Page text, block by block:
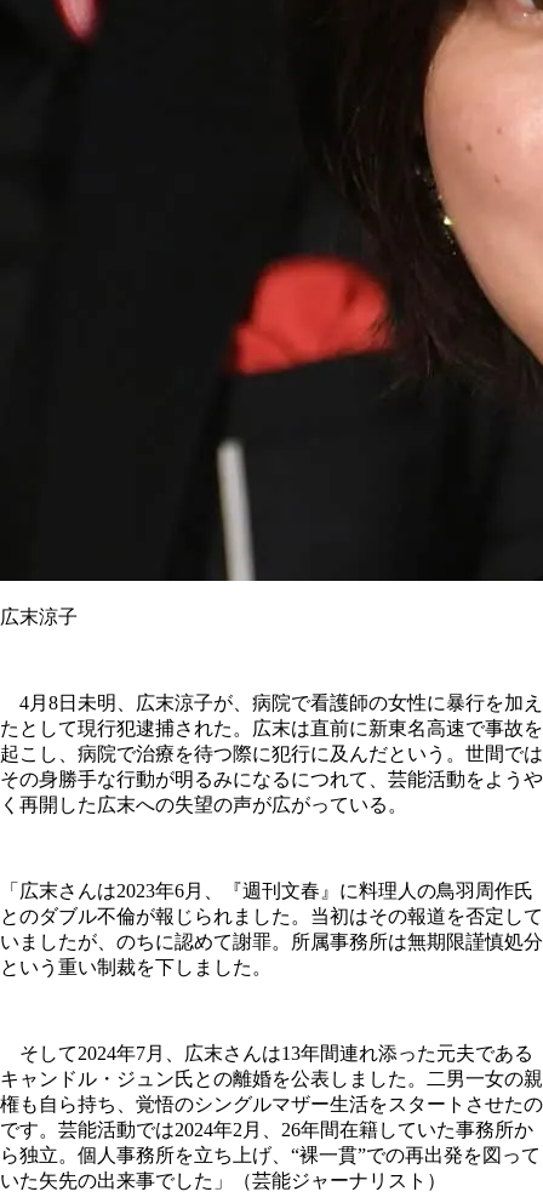
広末涼子
4月8日未明、広末涼子が、病院で看護師の女性に暴行を加え
たとして現行犯逮捕された。広末は直前に新東名高速で事故を
起こし、病院で治療を待つ際に犯行に及んだという。世間では
その身勝手な行動が明るみになるにつれて、芸能活動をようや
く再開した広末への失望の声が広がっている。
「広末さんは2023年6月、『週刊文春』に料理人の鳥羽周作氏
とのダブル不倫が報じられました。当初はその報道を否定して
いましたが、のちに認めて謝罪。所属事務所は無期限謹慎処分
という重い制裁を下しました。
そして2024年7月、広末さんは13年間連れ添った元夫である
キャンドル・ジュン氏との離婚を公表しました。二男一女の親
権も自ら持ち、覚悟のシングルマザー生活をスタートさせたの
です。芸能活動では2024年2月、26年間在籍していた事務所か
ら独立。個人事務所を立ち上げ、“裸一貫”での再出発を図って
いた矢先の出来事でした」（芸能ジャーナリスト）